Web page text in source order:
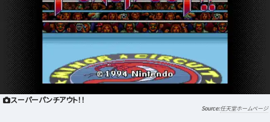
スーパーパンチアウト！！
任天堂ホームページ